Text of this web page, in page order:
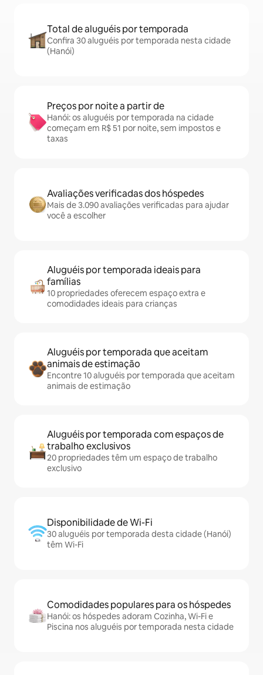
Total de aluguéis por temporada
Confira 30 aluguéis por temporada nesta cidade
(Hanói)
Preços por noite a partir de
Hanói: os aluguéis por temporada na cidade
começam em R$ 51 por noite, sem impostos e
taxas
Avaliações verificadas dos hóspedes
Mais de 3.090 avaliações verificadas para ajudar
você a escolher
Aluguéis por temporada ideais para
famílias
10 propriedades oferecem espaço extra e
comodidades ideais para crianças
Aluguéis por temporada que aceitam
animais de estimação
Encontre 10 aluguéis por temporada que aceitam
animais de estimação
Aluguéis por temporada com espaços de
trabalho exclusivos
20 propriedades têm um espaço de trabalho
exclusivo
Disponibilidade de Wi-Fi
30 aluguéis por temporada desta cidade (Hanói)
têm Wi-Fi
Comodidades populares para os hóspedes
Hanói: os hóspedes adoram Cozinha, Wi-Fi e
Piscina nos aluguéis por temporada nesta cidade